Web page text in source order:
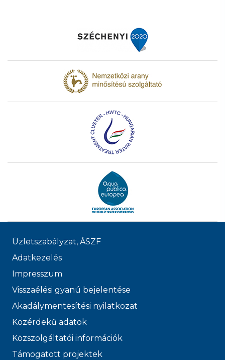
Üzletszabályzat, ÁSZF
Adatkezelés
Impresszum
Visszaélési gyanú bejelentése
Akadálymentesítési nyilatkozat
Közérdekű adatok
Közszolgáltatói információk
Támogatott projektek